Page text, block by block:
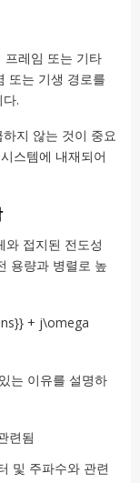
프레임 또는 기타
또는 기생 경로를
.
지 않는 것이 중요
스템에 내재되어
와 접지된 전도성
용량과 병렬로 높
+ j\omega
는 이유를 설명하
련됨
및 주파수와 관련